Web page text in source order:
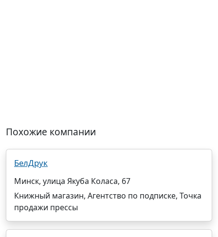
Похожие компании
БелДрук
Минск, улица Якуба Коласа, 67
Книжный магазин, Агентство по подписке, Точка
продажи прессы